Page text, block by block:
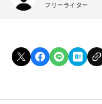
フリーライター